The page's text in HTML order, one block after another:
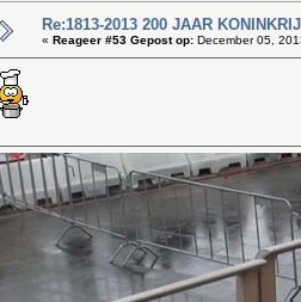
Re:1813-2013 200 JAAR
« Reageer #53 Gepost op: December 05,